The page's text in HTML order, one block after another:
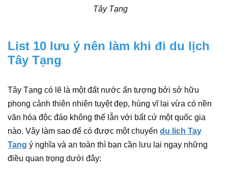
Tây Tạng
List 10 lưu ý nên làm khi đi du lịch
Tây Tạng
Tây Tạng có lẽ là một đất nước ấn tượng bởi sở hữu
phong cảnh thiên nhiên tuyệt đẹp, hùng vĩ lại vừa có nền
văn hóa độc đáo không thể lẫn với bất cứ một quốc gia
nào. Vậy làm sao để có được một chuyến du lich Tay
Tang ý nghĩa và an toàn thì bạn cần lưu lại ngay những
điều quan trọng dưới đây: